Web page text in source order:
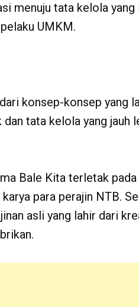
menuju tata kelola
UMKM.
konsep-konsep yang
tata kelola yang jauh
Bale Kita terletak
para perajin NTB.
asli yang lahir dari